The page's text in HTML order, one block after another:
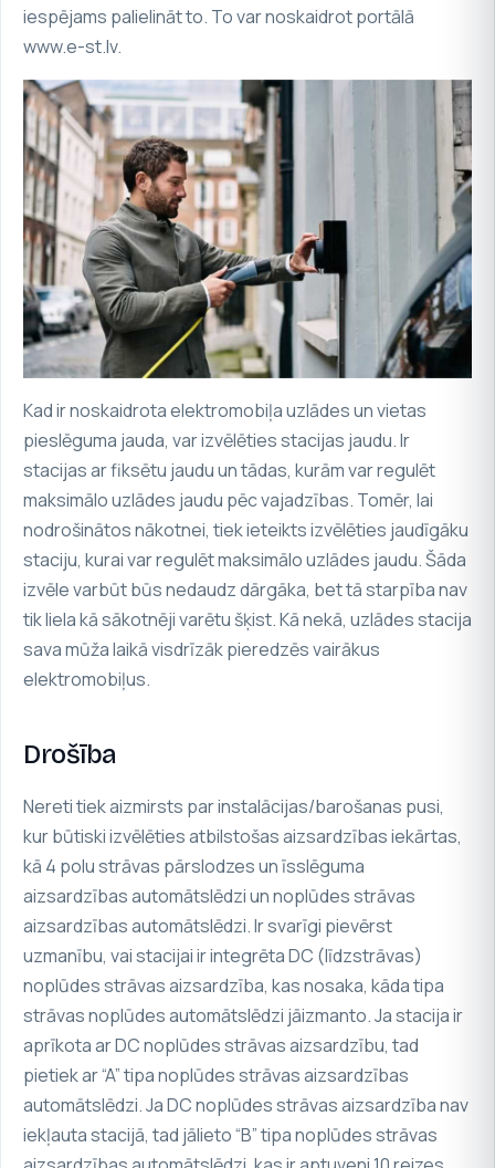
iespējams palielināt to. To var noskaidrot portālā
www.e-st.lv.
Kad ir noskaidrota elektromobiļa uzlādes un vietas
pieslēguma jauda, var izvēlēties stacijas jaudu. Ir
stacijas ar fiksētu jaudu un tādas, kurām var regulēt
maksimālo uzlādes jaudu pēc vajadzības. Tomēr, lai
nodrošinātos nākotnei, tiek ieteikts izvēlēties jaudīgāku
staciju, kurai var regulēt maksimālo uzlādes jaudu. Šāda
izvēle varbūt būs nedaudz dārgāka, bet tā starpība nav
tik liela kā sākotnēji varētu šķist. Kā nekā, uzlādes stacija
sava mūža laikā visdrīzāk pieredzēs vairākus
elektromobiļus.
Drošība
Nereti tiek aizmirsts par instalācijas/barošanas pusi,
kur būtiski izvēlēties atbilstošas aizsardzības iekārtas,
kā 4 polu strāvas pārslodzes un īsslēguma
aizsardzības automātslēdzi un noplūdes strāvas
aizsardzības automātslēdzi. Ir svarīgi pievērst
uzmanību, vai stacijai ir integrēta DC (līdzstrāvas)
noplūdes strāvas aizsardzība, kas nosaka, kāda tipa
strāvas noplūdes automātslēdzi jāizmanto. Ja stacija ir
aprīkota ar DC noplūdes strāvas aizsardzību, tad
pietiek ar “A” tipa noplūdes strāvas aizsardzības
automātslēdzi. Ja DC noplūdes strāvas aizsardzība nav
iekļauta stacijā, tad jālieto “B” tipa noplūdes strāvas